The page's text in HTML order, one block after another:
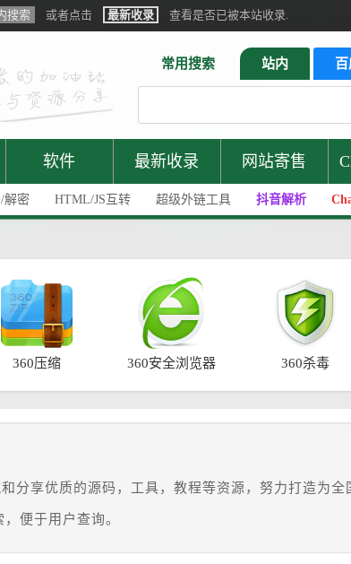
搜索 或者点击 最新收录 查看是否已被本站收录.
常用搜索 站内
软件 最新收录 网站寄售
解密 HTML/JS互转 超级外链工具 抖音解析
360压缩 360安全浏览器 360杀毒
分享优质的源码，工具，教程等资源，努力打造为全
便于用户查询。